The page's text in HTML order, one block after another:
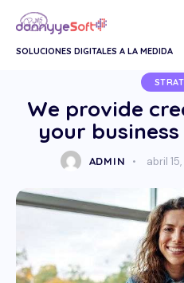
SOLUCIONES DIGITALES A LA MEDIDA
We provide
your
ADMIN abril